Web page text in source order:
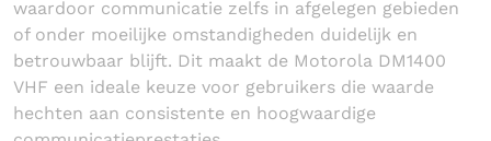
waardoor communicatie zelfs in afgelegen gebieden
of onder moeilijke omstandigheden duidelijk en
betrouwbaar blijft. Dit maakt de Motorola DM1400
VHF een ideale keuze voor gebruikers die waarde
hechten aan consistente en hoogwaardige